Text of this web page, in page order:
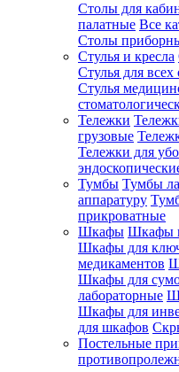
Столы для
палатные Все
Столы
Стулья и кресла
Стулья для всех
Стулья
Тележки
грузовые
Тележки для
Тумбы Тумбы
аппаратуру
прикроватные
Шкафы Шкафы
Шкафы для
медикаментов
Шкафы для
лабораторные
Шкафы для
для шкафов
Постельные